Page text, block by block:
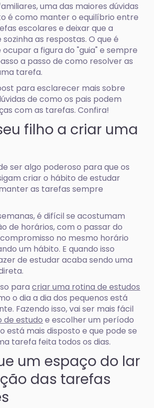
uma das maiores dúvidas
é como manter o equilíbrio entre
escolares e deixar que a
as respostas. O que é
a figura do "guia" e sempre
a passo de como resolver as
tarefa.
para esclarecer mais sobre
de como os pais podem
com as tarefas. Confira!
filho a criar uma
ser algo poderoso para que os
criar o hábito de estudar
as tarefas sempre
é difícil se acostumam
de horários, com o passar do
no mesmo horário
um hábito. E quando isso
de estudar acaba sendo uma
paracriar uma rotina de estudos
o dia a dia dos pequenos está
Fazendo isso, vai ser mais fácil
de estudo e escolher um período
está mais disposto e que pode se
tarefa feita todos os dias.
um espaço do lar
das tarefas